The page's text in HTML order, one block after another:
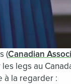
(Canadian
legs au
à la regarder :